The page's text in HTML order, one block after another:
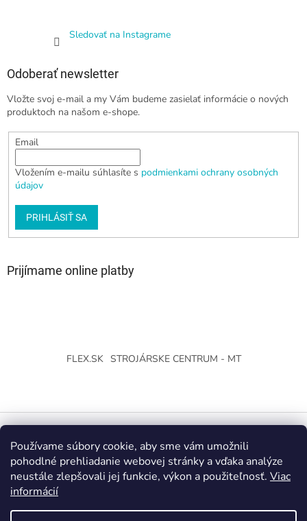
Používame súbory cookie, aby sme vám umožnili
pohodlné prehliadanie webovej stránky a vďaka analýze
neustále zlepšovali jej funkcie, výkon a použiteľnosť. Viac
informácií
Sledovať na Instagrame
Odoberať newsletter
Vložte svoj e-mail a my Vám budeme zasielať informácie o nových
produktoch na našom e-shope.
Email
Vložením e-mailu súhlasíte s podmienkami ochrany osobných
údajov
PRIHLÁSIŤ SA
Prijímame online platby
FLEX.SK STROJÁRSKE CENTRUM - MT
Vytvoril Shoptet
Copyright 2026